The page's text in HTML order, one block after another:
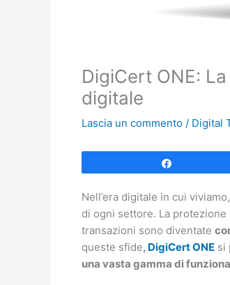
DigiCert ONE:
digitale
Lascia un commento / Digital
Nell’era digitale in cui
di ogni settore. La
transazioni sono diventate
queste sfide, DigiCert ONE si
una vasta gamma di